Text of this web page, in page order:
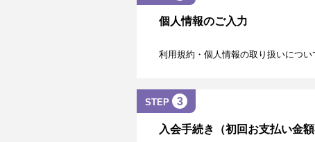
個人情報のご入力
利用規約・個人情報の取り扱いにつ
STEP 3
入会手続き（初回お支払い金